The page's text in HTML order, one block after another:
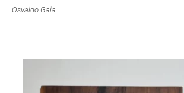
Osvaldo Gaia